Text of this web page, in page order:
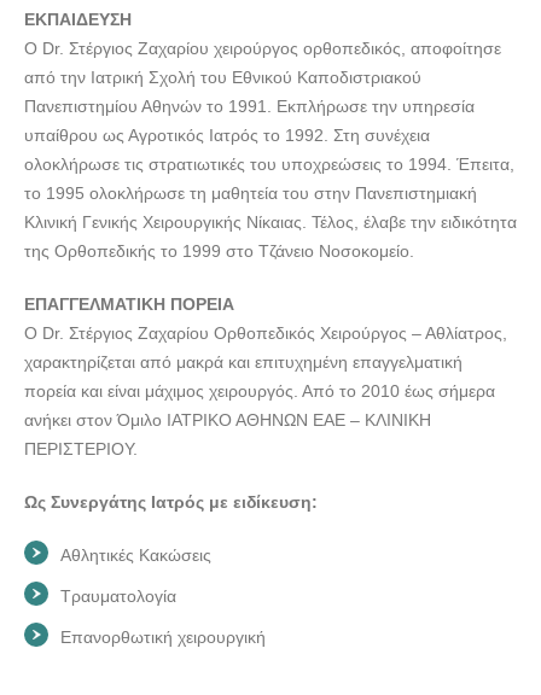
ΕΚΠΑΙΔΕΥΣΗ
O Dr. Στέργιος Zαχαρίου χειρούργος ορθοπεδικός, αποφοίτησε
από την Iατρική Σχολή του Eθνικού Kαποδιστριακού
Πανεπιστημίου Αθηνών το 1991. Εκπλήρωσε την υπηρεσία
υπαίθρου ως Αγροτικός Ιατρός το 1992. Στη συνέχεια
ολοκλήρωσε τις στρατιωτικές του υποχρεώσεις το 1994. Έπειτα,
το 1995 ολοκλήρωσε τη μαθητεία του στην Πανεπιστημιακή
Κλινική Γενικής Χειρουργικής Νίκαιας. Τέλος, έλαβε την ειδικότητα
της Ορθοπεδικής το 1999 στο Τζάνειο Νοσοκομείο.
ΕΠΑΓΓΕΛΜΑΤΙΚΗ ΠΟΡΕΙΑ
O Dr. Στέργιος Zαχαρίου Ορθοπεδικός Χειρούργος – Αθλίατρος,
χαρακτηρίζεται από μακρά και επιτυχημένη επαγγελματική
πορεία και είναι μάχιμος χειρουργός. Από το 2010 έως σήμερα
ανήκει στον Όμιλο ΙΑΤΡΙΚΟ ΑΘΗΝΩΝ ΕΑΕ – ΚΛΙΝΙΚΗ
ΠΕΡΙΣΤΕΡΙΟΥ.
Ως Συνεργάτης Ιατρός με ειδίκευση:
Αθλητικές Κακώσεις
Τραυματολογία
Επανορθωτική χειρουργική